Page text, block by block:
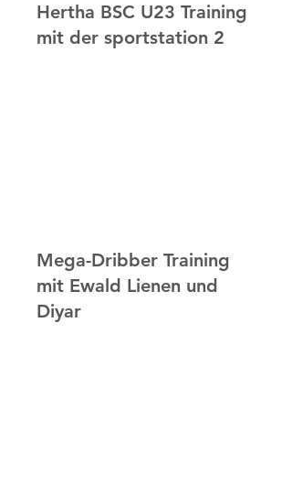
Hertha BSC U23 Training
mit der sportstation 2
Mega-Dribber Training
mit Ewald Lienen und
Diyar